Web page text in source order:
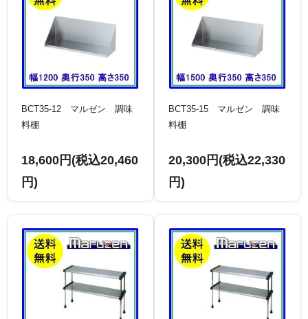
BCT35-12 マルゼン 調味
料棚
18,600円(税込20,460
円)
BCT35-15 マルゼン 調味
料棚
20,300円(税込22,330
円)